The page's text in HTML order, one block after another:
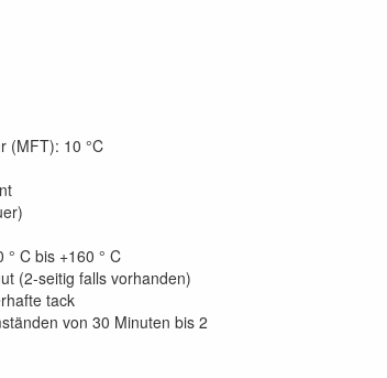
(MFT): 10 °C
C bis +160 ° C
(2-seitig falls vorhanden)
tack
von 30 Minuten bis 2